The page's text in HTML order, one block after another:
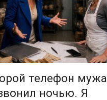
телефон мужа
ночью. Я